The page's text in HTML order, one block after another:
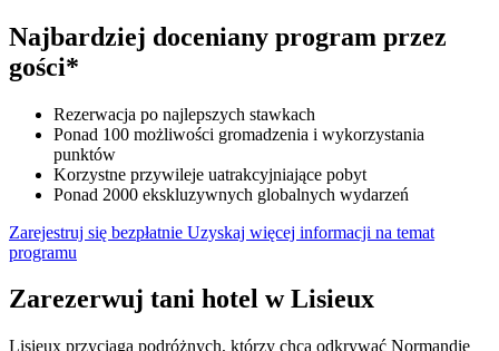
Najbardziej doceniany program przez
gości*
Rezerwacja po najlepszych stawkach
Ponad 100 możliwości gromadzenia i wykorzystania
punktów
Korzystne przywileje uatrakcyjniające pobyt
Ponad 2000 ekskluzywnych globalnych wydarzeń
Zarejestruj się bezpłatnie Uzyskaj więcej informacji na temat
programu
Zarezerwuj tani hotel w Lisieux
Lisieux przyciąga podróżnych, którzy chcą odkrywać Normandię